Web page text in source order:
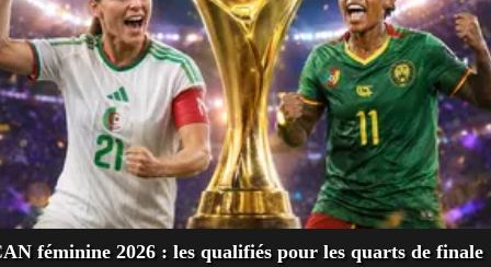
féminine 2026 : les qualifiés pour les quarts de finale